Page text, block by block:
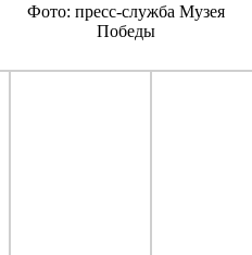
Фото: пресс-служба Музея
Победы